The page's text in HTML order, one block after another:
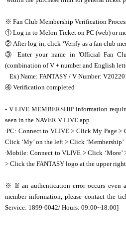
※ Fan Club Membership Verification
① Log in to Melon Ticket on PC (web) or
② After log-in, click ‘Verify as a fan club
③ Enter your name in 'Official Fan
(combination of V + number and English
Ex) Name: FANTASY / V Number:
④ Verification completed
- V LIVE MEMBERSHIP information
seen in the NAVER V LIVE app.
∙PC: Connect to VLIVE > Click My Page >
Click ‘My’ on the left > Click ‘Membership’
∙Mobile: Connect to VLIVE > Click ‘More’
> Click the FANTASY logo at the upper right
※ If an authentication error occurs even
member information, please contact the
Service: 1899-0042/ Hours: 09:00~18:00]